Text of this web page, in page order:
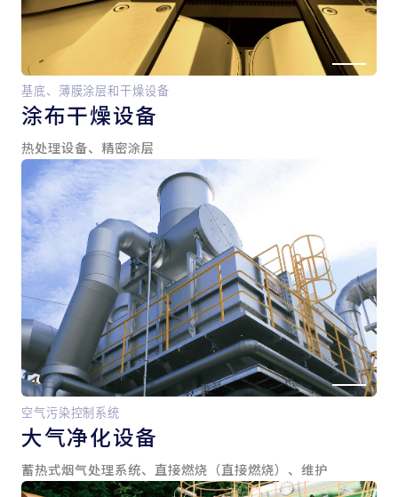
基底、薄膜涂层和干燥设备
涂布干燥设备
热处理设备、精密涂层
空气污染控制系统
大气净化设备
蓄热式烟气处理系统、直接燃烧（直接燃烧）、维护